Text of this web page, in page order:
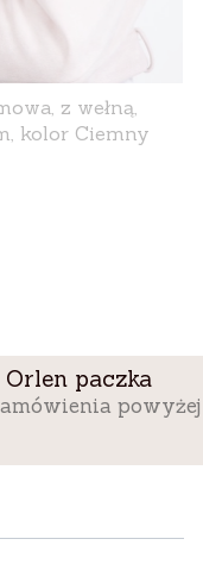
z wełną,
kolor Ciemny
paczka
powyżej